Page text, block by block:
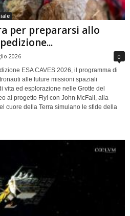
per prepararsi allo
2026 0
ESA CAVES 2026, il programma di
alle future missioni spaziali
vita ed esplorazione nelle Grotte del
al progetto Fly! con John McFall, alla
cuore della Terra simulano le sfide della